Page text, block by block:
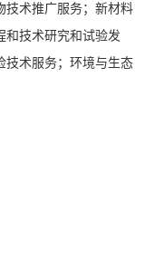
技术推广服务；新材料
和技术研究和试验发
技术服务；环境与生态